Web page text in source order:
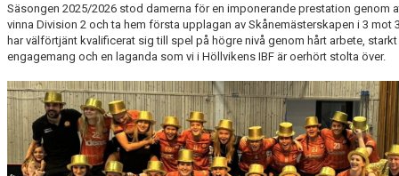
Säsongen 2025/2026 stod damerna för en imponerande prestation genom
vinna Division 2 och ta hem första upplagan av Skånemästerskapen i 3 mot
har välförtjänt kvalificerat sig till spel på högre nivå genom hårt arbete, starkt
engagemang och en laganda som vi i Höllvikens IBF är oerhört stolta över.